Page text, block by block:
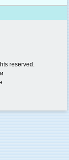
reserved.